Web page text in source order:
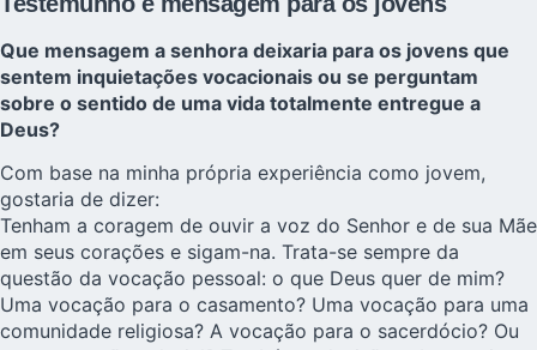
Que mensagem a senhora deixaria para os jovens que
sentem inquietações vocacionais ou se perguntam
sobre o sentido de uma vida totalmente entregue a
Deus?
Com base na minha própria experiência como jovem,
gostaria de dizer:
Tenham a coragem de ouvir a voz do Senhor e de sua Mãe
em seus corações e sigam-na. Trata-se sempre da
questão da vocação pessoal: o que Deus quer de mim?
Uma vocação para o casamento? Uma vocação para uma
comunidade religiosa? A vocação para o sacerdócio? Ou